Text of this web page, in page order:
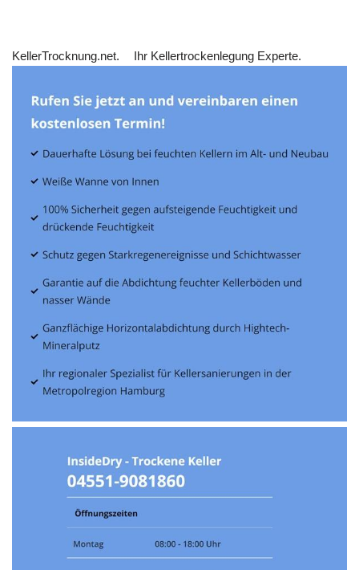
KellerTrocknung.net. Ihr Kellertrockenlegung Experte.